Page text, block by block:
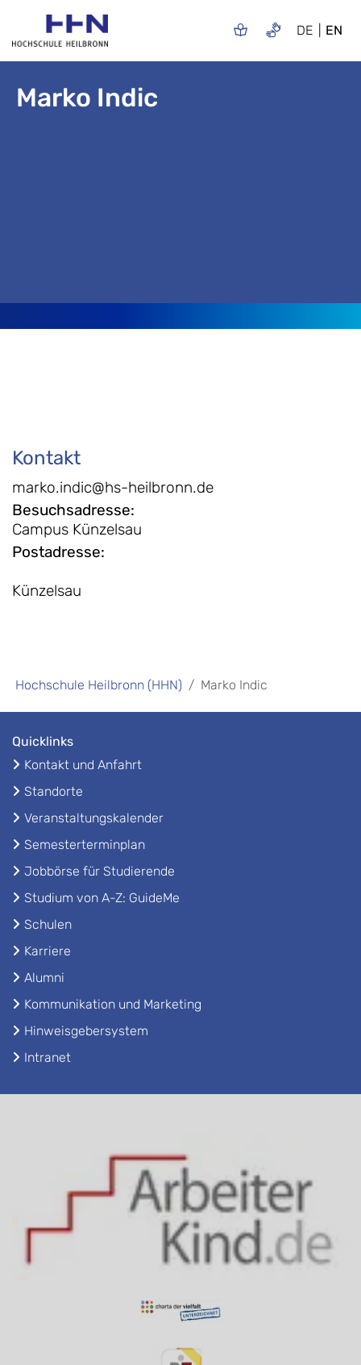
DE EN
Marko Indic
Kontakt
marko.indic@hs-heilbronn.de
Besuchsadresse:
Campus Künzelsau
Postadresse:
Künzelsau
Hochschule Heilbronn (HHN) Marko Indic
Quicklinks
Kontakt und Anfahrt
Standorte
Veranstaltungskalender
Semesterterminplan
Jobbörse für Studierende
Studium von A-Z: GuideMe
Schulen
Karriere
Alumni
Kommunikation und Marketing
Hinweisgebersystem
Intranet